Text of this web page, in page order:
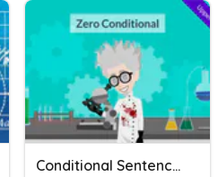
Conditional Sentences Type 0